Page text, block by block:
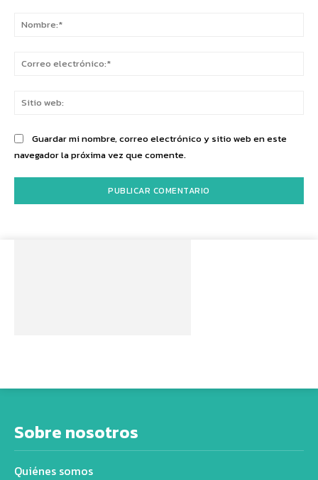
Guardar mi nombre, correo electrónico y sitio web en este
navegador la próxima vez que comente.
Sobre nosotros
Quiénes somos